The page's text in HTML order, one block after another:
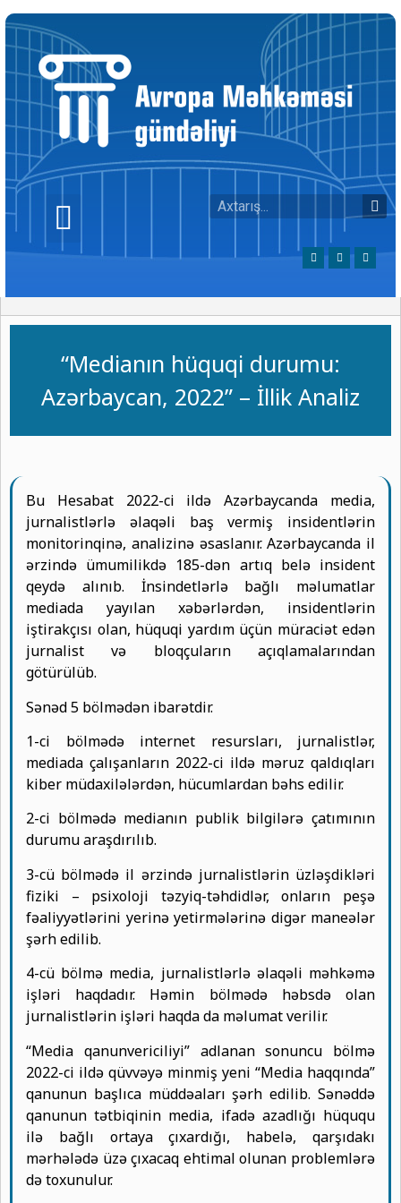
“Medianın hüquqi durumu:
Azərbaycan, 2022” – İllik Analiz
Bu Hesabat 2022-ci ildə Azərbaycanda media,
jurnalistlərlə əlaqəli baş vermiş insidentlərin
monitorinqinə, analizinə əsaslanır. Azərbaycanda il
ərzində ümumilikdə 185-dən artıq belə insident
qeydə alınıb. İnsindetlərlə bağlı məlumatlar
mediada yayılan xəbərlərdən, insidentlərin
iştirakçısı olan, hüquqi yardım üçün müraciət edən
jurnalist və bloqçuların açıqlamalarından
götürülüb.
Sənəd 5 bölmədən ibarətdir.
1-ci bölmədə internet resursları, jurnalistlər,
mediada çalışanların 2022-ci ildə məruz qaldıqları
kiber müdaxilələrdən, hücumlardan bəhs edilir.
2-ci bölmədə medianın publik bilgilərə çatımının
durumu araşdırılıb.
3-cü bölmədə il ərzində jurnalistlərin üzləşdikləri
fiziki – psixoloji təzyiq-təhdidlər, onların peşə
fəaliyyətlərini yerinə yetirmələrinə digər maneələr
şərh edilib.
4-cü bölmə media, jurnalistlərlə əlaqəli məhkəmə
işləri haqdadır. Həmin bölmədə həbsdə olan
jurnalistlərin işləri haqda da məlumat verilir.
“Media qanunvericiliyi” adlanan sonuncu bölmə
2022-ci ildə qüvvəyə minmiş yeni “Media haqqında”
qanunun başlıca müddəaları şərh edilib. Sənəddə
qanunun tətbiqinin media, ifadə azadlığı hüququ
ilə bağlı ortaya çıxardığı, habelə, qarşıdakı
mərhələdə üzə çıxacaq ehtimal olunan problemlərə
də toxunulur.